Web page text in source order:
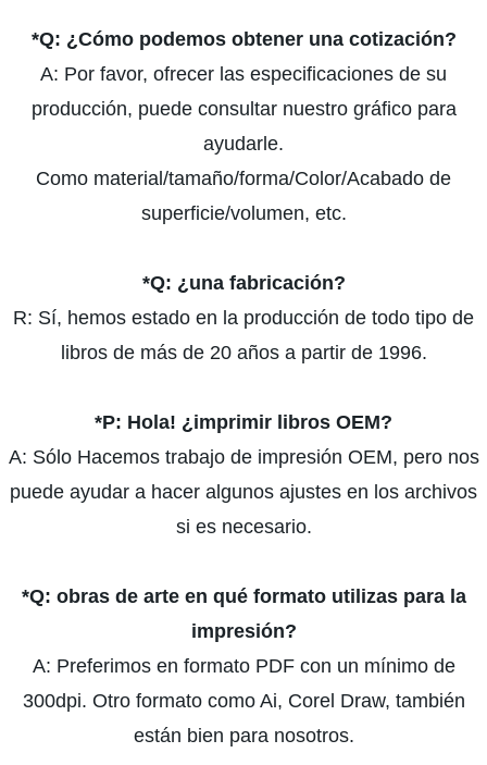
*Q: ¿Cómo podemos obtener una cotización?
A: Por favor, ofrecer las especificaciones de su
producción, puede consultar nuestro gráfico para
ayudarle.
Como material/tamaño/forma/Color/Acabado de
superficie/volumen, etc.
*Q: ¿una fabricación?
R: Sí, hemos estado en la producción de todo tipo de
libros de más de 20 años a partir de 1996.
*P: Hola! ¿imprimir libros OEM?
A: Sólo Hacemos trabajo de impresión OEM, pero nos
puede ayudar a hacer algunos ajustes en los archivos
si es necesario.
*Q: obras de arte en qué formato utilizas para la
impresión?
A: Preferimos en formato PDF con un mínimo de
300dpi. Otro formato como Ai, Corel Draw, también
están bien para nosotros.